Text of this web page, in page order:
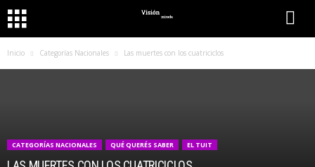
Inicio Categorías Nacionales Las muertes con los cuatriciclos
CATEGORÍAS NACIONALES QUÉ QUERÉS SABER EL TUIT